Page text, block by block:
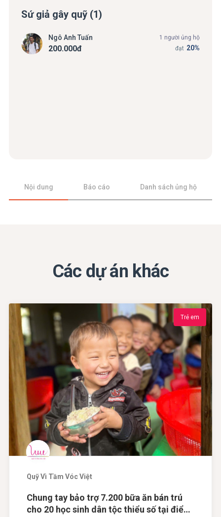
Sứ giả gây quỹ (1)
Ngô Anh Tuấn
200.000đ
1 người ủng hộ
đạt 20%
Nội dung Báo cáo Danh sách ủng hộ
Các dự án khác
Trẻ em
Quỹ Vì Tầm Vóc Việt
Chung tay bảo trợ 7.200 bữa ăn bán trú
cho 20 học sinh dân tộc thiểu số tại điểm